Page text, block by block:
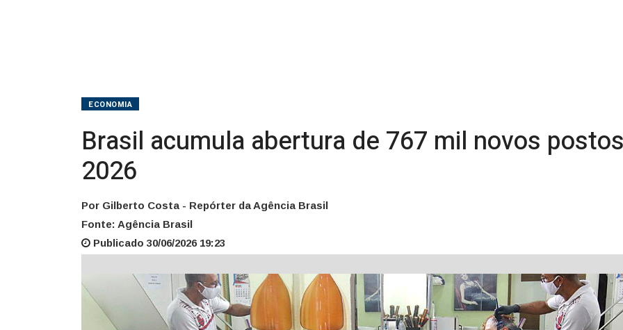
ECONOMIA
Brasil acumula abertura de 767 mil novos
2026
Por Gilberto Costa - Repórter da Agência Brasil
Fonte: Agência Brasil
Publicado 30/06/2026 19:23